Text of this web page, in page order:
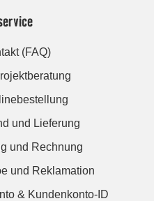
(FAQ)
und Lieferung
und Rechnung
und Reklamation
& Kundenkonto-ID